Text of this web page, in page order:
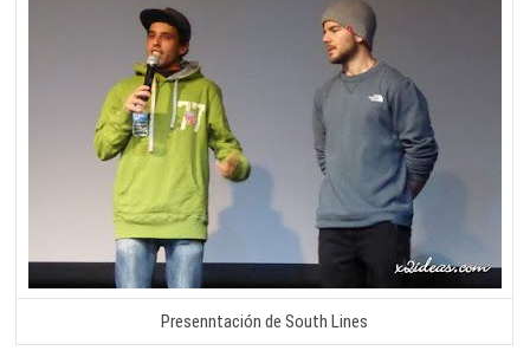
Presenntación de South Lines